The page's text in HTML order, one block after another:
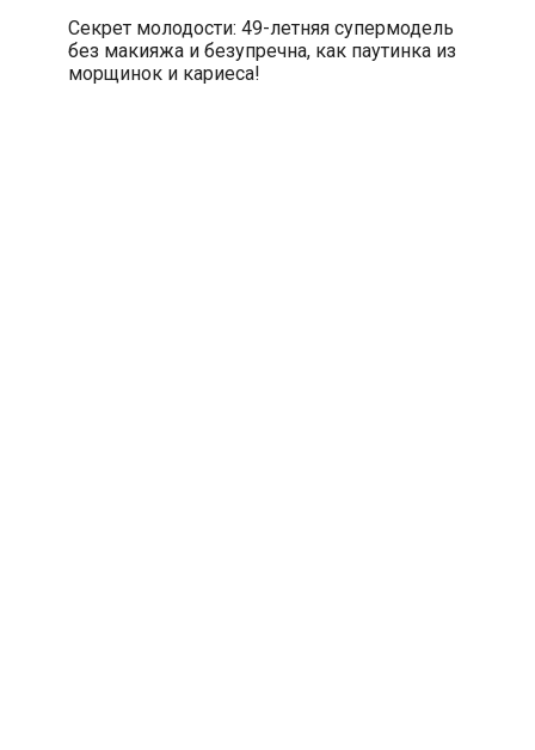
Секрет молодости: 49-летняя супермодель
без макияжа и безупречна, как паутинка из
морщинок и кариеса!